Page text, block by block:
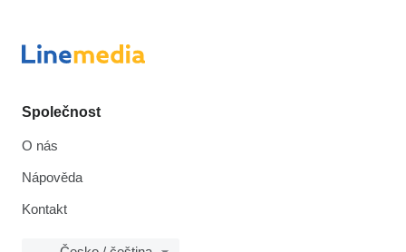
Společnost
O nás
Nápověda
Kontakt